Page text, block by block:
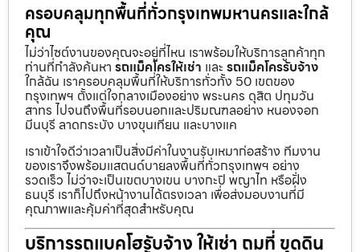
ครอบคลุมทุกพื้นที่ทั่วกรุงเทพมหานครและใกล้
คุณ
ไม่ว่าไซต์งานของคุณจะอยู่ที่ไหน เราพร้อมให้บริการลูกค้าทุก
ท่านที่กำลังค้นหา รถแม็คโครให้เช่า และ รถแม็คโครรับจ้าง
ใกล้ฉัน เราครอบคลุมพื้นที่ให้บริการทั่วทั้ง 50 เขตของ
กรุงเทพฯ ตั้งแต่ใจกลางเมืองอย่าง พระนคร ดุสิต ปทุมวัน
สาทร ไปจนถึงพื้นที่รอบนอกและปริมณฑลอย่าง หนองจอก
มีนบุรี ลาดกระบัง บางขุนเทียน และบางแค
เราเข้าใจดีว่าเวลาเป็นสิ่งมีค่าในงานรับเหมาก่อสร้าง ทีมงาน
ของเราจึงพร้อมแสตนด์บายลงพื้นที่ทั่วกรุงเทพฯ อย่าง
รวดเร็ว ไม่ว่าจะเป็นเขตบางเขน บางกะปิ พญาไท หรือฝั่ง
ธนบุรี เราก็ไปถึงหน้างานได้ตรงเวลา เพื่อส่งมอบงานที่มี
คุณภาพและคุ้มค่าที่สุดสำหรับคุณ
บริการรถแบคโฮรับจ้าง ให้เช่า ถมที่ ขุดดิน